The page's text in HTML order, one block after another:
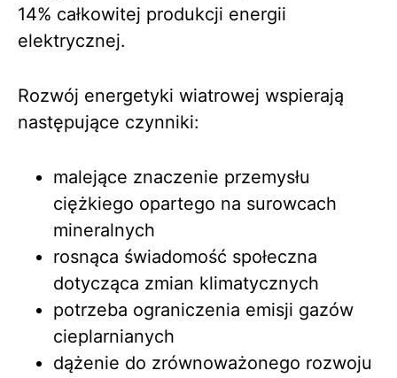
14% całkowitej produkcji energii
elektrycznej.
Rozwój energetyki wiatrowej wspierają
następujące czynniki:
malejące znaczenie przemysłu
ciężkiego opartego na surowcach
mineralnych
rosnąca świadomość społeczna
dotycząca zmian klimatycznych
potrzeba ograniczenia emisji gazów
cieplarnianych
dążenie do zrównoważonego rozwoju